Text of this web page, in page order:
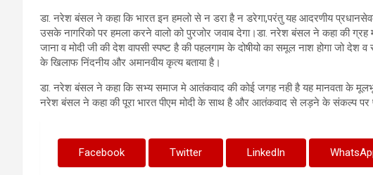
डा. नरेश बंसल ने कहा कि भारत इन हमलो से न डरा है न डरेगा,परंतु यह आदरणीय
उसके नागरिको पर हमला करने वालो को पुरजोर जवाब देगा।डा. नरेश बंसल ने कहा की
जाना व मोदी जी की देश वापसी स्पष्ट है की पहलगाम के दोषीयो का समूल नाश होगा जो देश
के खिलाफ निंदनीय और अमानवीय कृत्य बताया है।
डा. नरेश बंसल ने कहा कि सभ्य समाज मे आतंकवाद की कोई जगह नही है यह मानवता के
नरेश बंसल ने कहा की पूरा भारत पीएम मोदी के साथ है और आतंकवाद से लड़ने के संकल्प
Facebook Twitter LinkedIn